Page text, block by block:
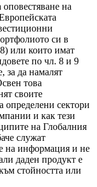
оповестяване на
си в
или които имат
по чл. 8 и 9
за да намалят
това
своите
определени сектори
и как тези
на Глобалния
служат
на информация и не
даден продукт е
стойността или